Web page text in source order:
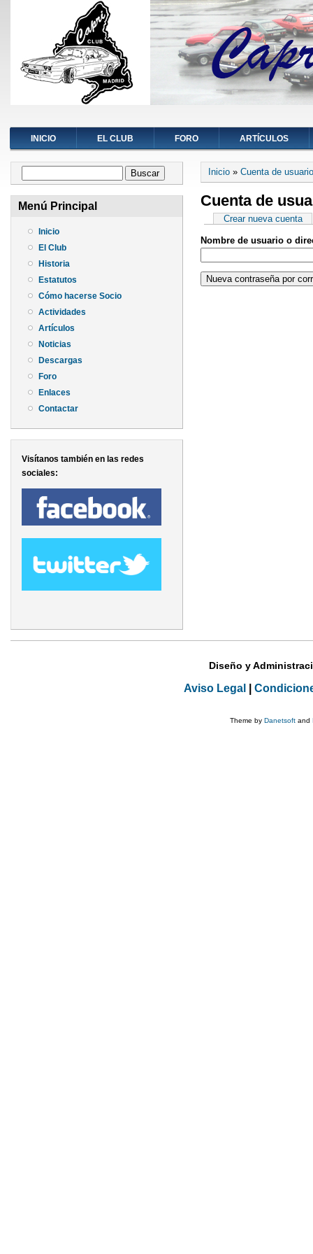
INICIO EL CLUB FORO ARTÍCULOS
Formulario de búsqueda
Menú Principal
Inicio
El Club
Historia
Estatutos
Cómo hacerse Socio
Actividades
Artículos
Noticias
Descargas
Foro
Enlaces
Contactar
Visítanos también en las redes
sociales:
Se encuentra
Inicio » Cuenta de usuario
Cuenta de
Solapas
Crear nueva cuenta
Nombre de usuario o
Diseño y
Aviso Legal
Theme by Danetsoft and